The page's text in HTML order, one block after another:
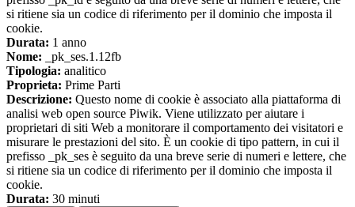
si ritiene sia un codice di riferimento per il dominio che imposta il
cookie.
Durata: 1 anno
Nome: _pk_ses.1.12fb
Tipologia: analitico
Proprieta: Prime Parti
Descrizione: Questo nome di cookie è associato alla piattaforma di
analisi web open source Piwik. Viene utilizzato per aiutare i
proprietari di siti Web a monitorare il comportamento dei visitatori e
misurare le prestazioni del sito. È un cookie di tipo pattern, in cui il
prefisso _pk_ses è seguito da una breve serie di numeri e lettere, che
si ritiene sia un codice di riferimento per il dominio che imposta il
cookie.
Durata: 30 minuti